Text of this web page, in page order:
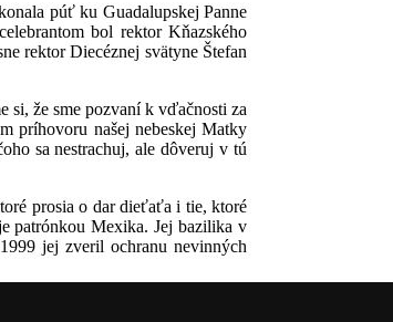
púť ku Guadalupskej Panne
bol rektor Kňazského
rektor Diecéznej svätyne Štefan
si, že sme pozvaní k vďačnosti za
príhovoru našej nebeskej Matky
sa nestrachuj, ale dôveruj v tú
prosia o dar dieťaťa i tie, ktoré
patrónkou Mexika. Jej bazilika v
jej zveril ochranu nevinných